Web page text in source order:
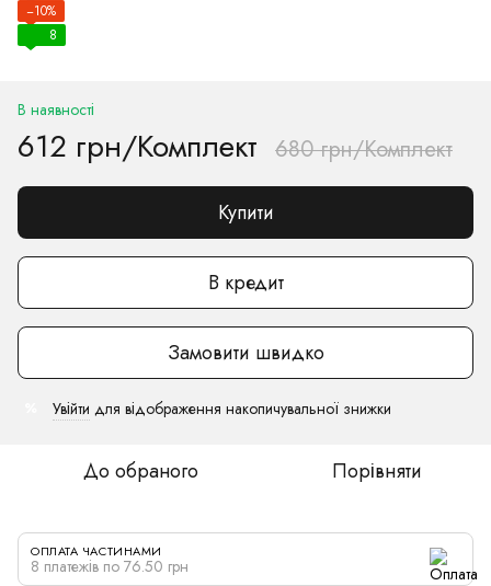
−10%
8
В наявності
612 грн/Комплект 680 грн/Комплект
Купити
В кредит
Замовити швидко
Увійти для відображення накопичувальної знижки
До обраного Порівняти
ОПЛАТА ЧАСТИНАМИ
8 платежів по 76.50 грн